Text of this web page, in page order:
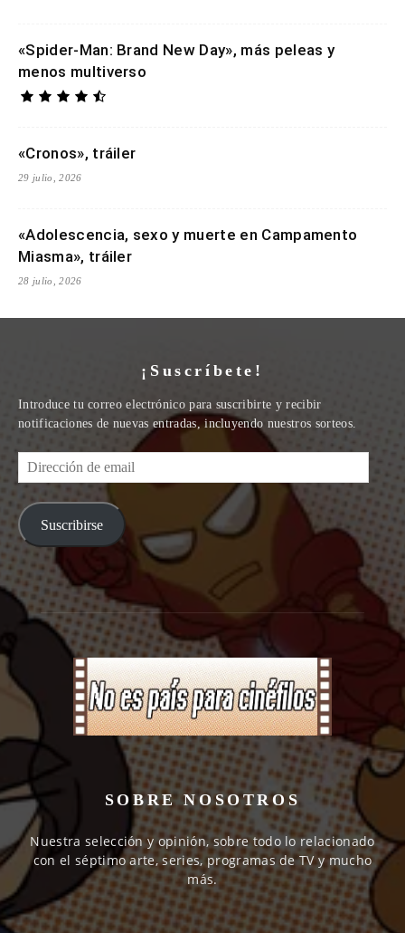
«Spider-Man: Brand New Day», más peleas y
menos multiverso
«Cronos», tráiler
29 julio, 2026
«Adolescencia, sexo y muerte en Campamento
Miasma», tráiler
28 julio, 2026
¡Suscríbete!
Introduce tu correo electrónico para suscribirte y recibir
notificaciones de nuevas entradas, incluyendo nuestros sorteos.
Dirección
de
email
Suscribirse
SOBRE NOSOTROS
Nuestra selección y opinión, sobre todo lo relacionado
con el séptimo arte, series, programas de TV y mucho
más.